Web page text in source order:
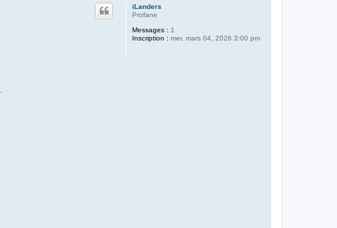
iLanders
Profane
Messages : 1
Inscription : mer. mars 04, 2026 3:00 pm
.